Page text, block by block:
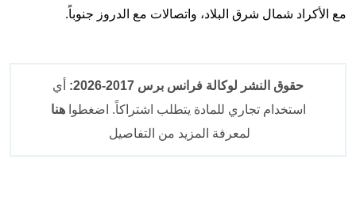
مع الأكراد شمال شرق البلاد، واتصالات مع الدروز جنوباً.
حقوق النشر لوكالة فرانس برس 2017-2026:
أي
استخدام تجاري للمادة يتطلب اشتراكاً. اضغطواهنا
لمعرفة المزيد من التفاصيل